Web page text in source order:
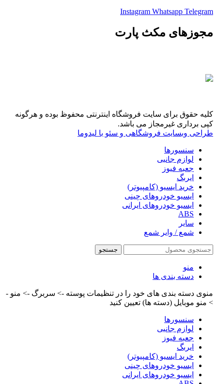
Instagram Whatsapp Telegram
مجوزهای مکث پارت
کلیه حقوق برای سایت فروشگاه اینترنتی محفوظ بوده و هرگونه
کپی برداری غیرمجاز می باشد.
طراحی وبسایت فروشگاهی و سئو با لیدوما
سنسورها
لوازم جانبی
جعبه فیوز
ایربگ
خرید ایسیو (کامپیوتر)
ایسیو خودروهای چینی
ایسیو خودروهای ایرانی
ABS
سایر
شمع / وایر شمع
جستجو
منو
دسته بندی ها
منوی دسته بندی های خود را در تنظیمات پوسته -> سربرگ -> منو -
> منو موبایل (دسته ها) تعیین کنید
سنسورها
لوازم جانبی
جعبه فیوز
ایربگ
خرید ایسیو (کامپیوتر)
ایسیو خودروهای چینی
ایسیو خودروهای ایرانی